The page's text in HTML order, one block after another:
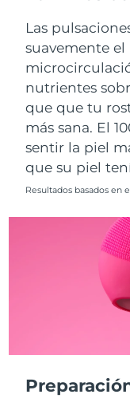
Las
suavemente
nutrientes
que que tu
más sana. El
sentir la piel
que su piel
Resultados basados en
Eslovaquia
Eslovenia
Sudáfrica
Corea del Sur
Turquía